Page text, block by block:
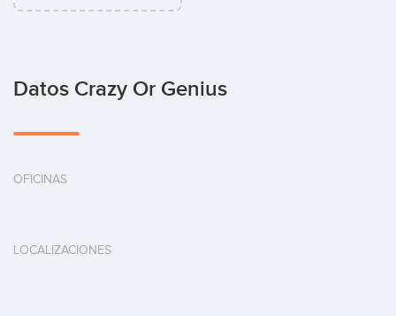
Datos Crazy Or Genius
OFICINAS
LOCALIZACIONES